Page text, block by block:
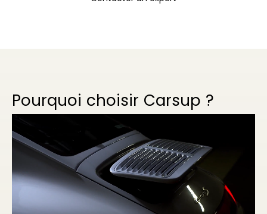
Pourquoi choisir Carsup ?